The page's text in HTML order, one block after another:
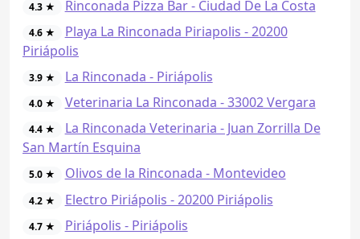
4.3 ★ Rinconada Pizza Bar - Ciudad De La Costa
4.6 ★
Playa La Rinconada Piriapolis - 20200
Piriápolis
3.9 ★ La Rinconada - Piriápolis
4.0 ★ Veterinaria La Rinconada - 33002 Vergara
4.4 ★
La Rinconada Veterinaria - Juan Zorrilla De
San Martín Esquina
5.0 ★ Olivos de la Rinconada - Montevideo
4.2 ★ Electro Piriápolis - 20200 Piriápolis
4.7 ★ Piriápolis - Piriápolis